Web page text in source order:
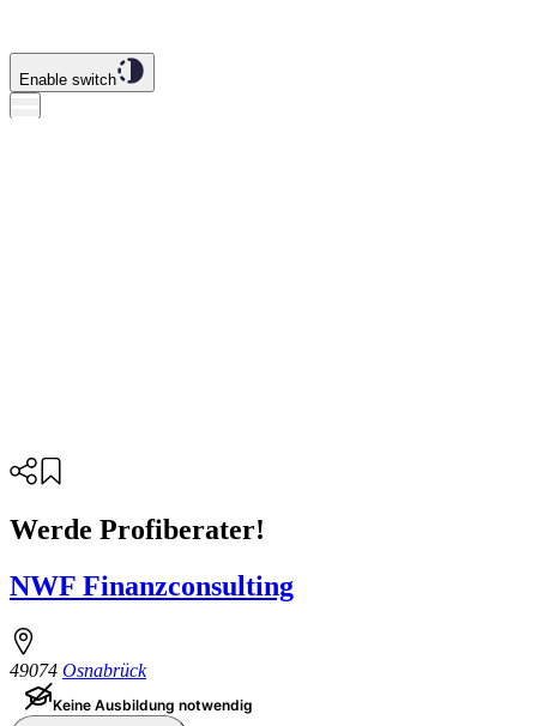
Enable switch
Werde Profiberater!
NWF Finanzconsulting
49074 Osnabrück
Keine Ausbildung notwendig